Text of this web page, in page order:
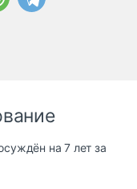
на 7 лет за